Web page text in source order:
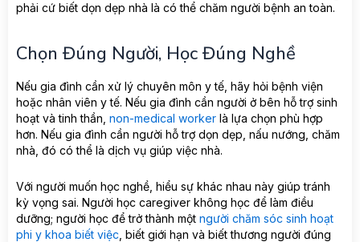
phải cứ biết dọn dẹp nhà là có thể chăm người bệnh an toàn.
Chọn Đúng Người, Học Đúng Nghề
Nếu gia đình cần xử lý chuyên môn y tế, hãy hỏi bệnh viện
hoặc nhân viên y tế. Nếu gia đình cần người ở bên hỗ trợ sinh
hoạt và tinh thần, non-medical worker là lựa chọn phù hợp
hơn. Nếu gia đình cần người hỗ trợ dọn dẹp, nấu nướng, chăm
nhà, đó có thể là dịch vụ giúp việc nhà.
Với người muốn học nghề, hiểu sự khác nhau này giúp tránh
kỳ vọng sai. Người học caregiver không học để làm điều
dưỡng; người học để trở thành một người chăm sóc sinh hoạt
phi y khoa biết việc , biết giới hạn và biết thương người đúng